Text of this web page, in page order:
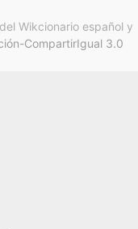
Wikcionario español y
CompartirIgual 3.0